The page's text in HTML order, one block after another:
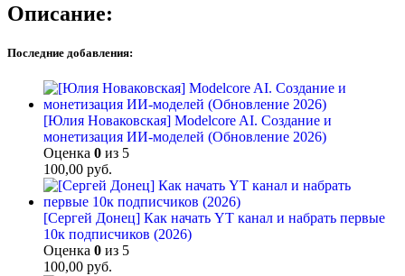
Описание:
Последние добавления:
[Юлия Новаковская] Modelcore AI. Создание и
монетизация ИИ-моделей (Обновление 2026)
Оценка 0 из 5
100,00 руб.
[Сергей Донец] Как начать YT канал и набрать первые
10к подписчиков (2026)
Оценка 0 из 5
100,00 руб.